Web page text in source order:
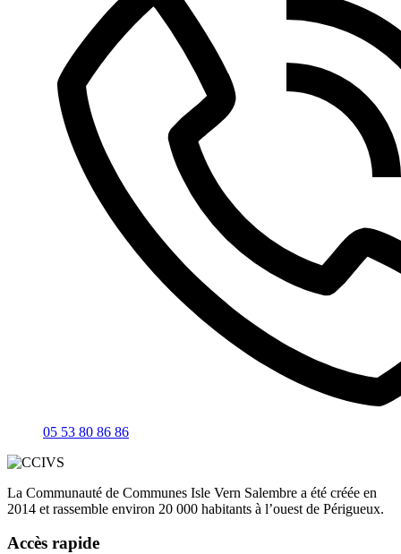
05 53 80 86 86
La Communauté de Communes Isle Vern Salembre a été créée en
2014 et rassemble environ 20 000 habitants à l’ouest de Périgueux.
Accès rapide